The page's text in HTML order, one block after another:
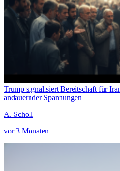
Trump signalisiert Bereitschaft für
andauernder Spannungen
A. Scholl
vor 3 Monaten